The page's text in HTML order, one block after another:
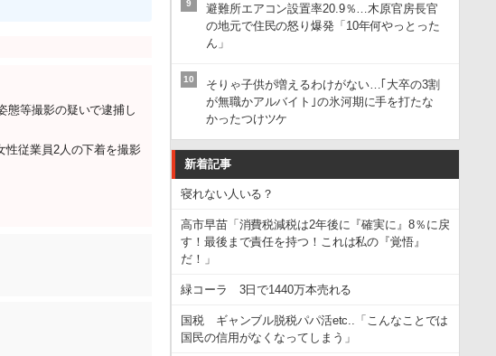
態等撮影の疑いで逮捕し
性従業員2人の下着を撮影
9
避難所エアコン設置率20.9％…木原官房長官
の地元で住民の怒り爆発「10年何やっとった
ん」
10
そりゃ子供が増えるわけがない…｢大卒の3割
が無職かアルバイト｣の氷河期に手を打たな
かったつけツケ
新着記事
寝れない人いる？
高市早苗「消費税減税は2年後に『確実に』8％に戻
す！最後まで責任を持つ！これは私の『覚悟』
だ！」
緑コーラ 3日で1440万本売れる
国税 ギャンブル脱税パパ活etc..「こんなことでは
国民の信用がなくなってしまう」